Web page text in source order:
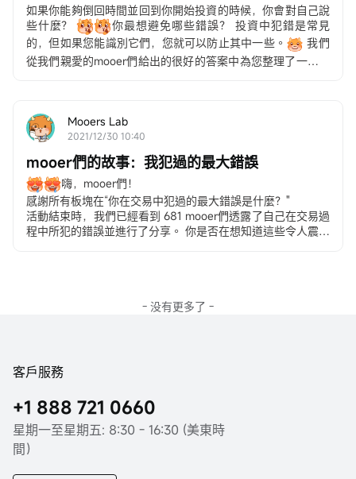
如果你能夠倒回時間並回到你開始投資的時候，你會對自己說
些什麼？
你最想避免哪些錯誤？ 投資中犯錯是常見
的，但如果您能識別它們，您就可以防止其中一些。
我們
從我們親愛的mooer們給出的很好的答案中為您整理了一些典
Mooers Lab
2021/12/30 10:40
mooer們的故事：我犯過的最大錯誤
嗨，mooer們！
感謝所有板塊在“你在交易中犯過的最大錯誤是什麼？"
活動結束時，我們已經看到 681 mooer們透露了自己在交易過
程中所犯的錯誤並進行了分享。 你是否在想知道這些令人震驚
- 没有更多了 -
客戶服務
+1 888 721 0660
星期一至星期五: 8:30 - 16:30 (美東時
間）